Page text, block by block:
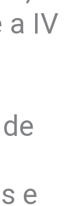
a IV
e